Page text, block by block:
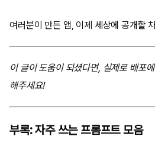
여러분이 만든 앱, 이제 세상에 공개할
이 글이 도움이 되셨다면, 실제로 배포
해주세요!
부록: 자주 쓰는 프롬프트 모음